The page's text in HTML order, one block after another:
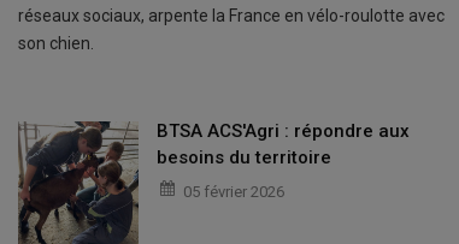
réseaux sociaux, arpente la France en vélo-roulotte avec
son chien.
BTSA ACS'Agri : répondre aux
besoins du territoire
05 février 2026